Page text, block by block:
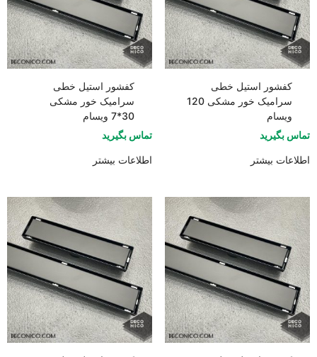
کفشور استیل خطی
سرامیک خور مشکی 120
ویسام
تماس بگیرید
اطلاعات بیشتر
کفشور استیل خطی
سرامیک خور مشکی
30*7 ویسام
تماس بگیرید
اطلاعات بیشتر